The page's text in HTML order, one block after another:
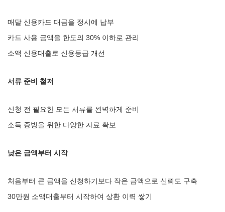
매달 신용카드 대금을 정시에 납부
카드 사용 금액을 한도의 30% 이하로 관리
소액 신용대출로 신용등급 개선
서류 준비 철저
신청 전 필요한 모든 서류를 완벽하게 준비
소득 증빙을 위한 다양한 자료 확보
낮은 금액부터 시작
처음부터 큰 금액을 신청하기보다 작은 금액으로 신뢰도 구축
30만원 소액대출부터 시작하여 상환 이력 쌓기